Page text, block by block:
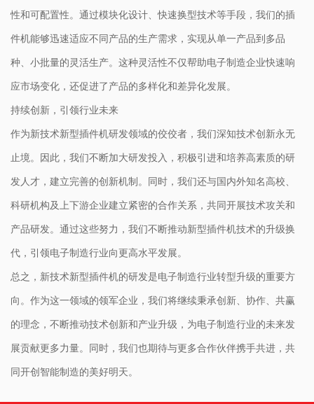
性和可配置性。通过模块化设计、快速换型技术等手段，我们的插
件机能够迅速适应不同产品的生产需求，实现从单一产品到多品
种、小批量的灵活生产。这种灵活性不仅帮助电子制造企业快速响
应市场变化，还促进了产品的多样化和差异化发展。
持续创新，引领行业未来
作为新技术新型插件机研发领域的佼佼者，我们深知技术创新永无
止境。因此，我们不断加大研发投入，积极引进和培养高素质的研
发人才，建立完善的创新机制。同时，我们还与国内外知名高校、
科研机构及上下游企业建立紧密的合作关系，共同开展技术攻关和
产品研发。通过这些努力，我们不断推动新型插件机技术的升级换
代，引领电子制造行业向更高水平发展。
总之，新技术新型插件机的研发是电子制造行业转型升级的重要方
向。作为这一领域的领军企业，我们将继续秉承创新、协作、共赢
的理念，不断推动技术创新和产业升级，为电子制造行业的未来发
展贡献更多力量。同时，我们也期待与更多合作伙伴携手共进，共
同开创智能制造的美好明天。